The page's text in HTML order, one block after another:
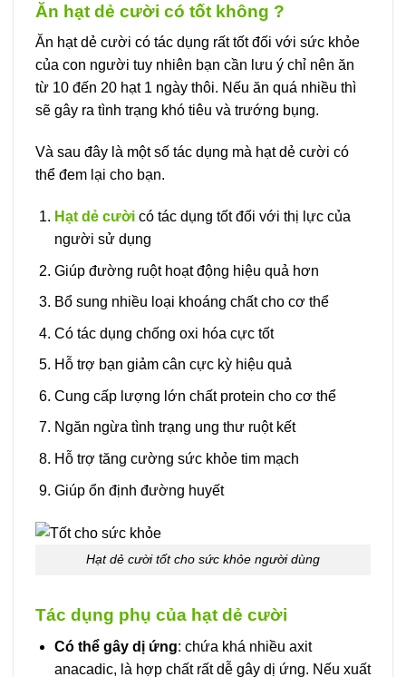
Ăn hạt dẻ cười có tốt không ?
Ăn hạt dẻ cười có tác dụng rất tốt đối với sức khỏe
của con người tuy nhiên bạn cần lưu ý chỉ nên ăn
từ 10 đến 20 hạt 1 ngày thôi. Nếu ăn quá nhiều thì
sẽ gây ra tình trạng khó tiêu và trướng bụng.
Và sau đây là một số tác dụng mà hạt dẻ cười có
thể đem lại cho bạn.
Hạt dẻ cười có tác dụng tốt đối với thị lực của
người sử dụng
Giúp đường ruột hoạt động hiệu quả hơn
Bổ sung nhiều loại khoáng chất cho cơ thể
Có tác dụng chống oxi hóa cực tốt
Hỗ trợ bạn giảm cân cực kỳ hiệu quả
Cung cấp lượng lớn chất protein cho cơ thể
Ngăn ngừa tình trạng ung thư ruột kết
Hỗ trợ tăng cường sức khỏe tim mạch
Giúp ổn định đường huyết
Hạt dẻ cười tốt cho sức khỏe người dùng
Tác dụng phụ của hạt dẻ cười
Có thể gây dị ứng: chứa khá nhiều axit
anacadic, là hợp chất rất dễ gây dị ứng. Nếu xuất